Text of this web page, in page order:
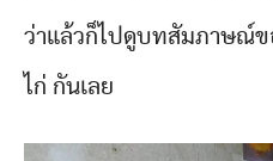
ว่าแล้วก็ไปดูบทสัมภาษณ์ข
ไก่ กันเลย